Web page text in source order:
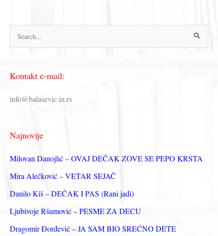
р
т
р
а
з
а
Kontakt e-mail:
info@balasevic.in.rs
Najnovije
Milovan Danojlić – OVAJ DEČAK ZOVE SE PEPO KRSTA
Mira Alečković – VETAR SEJAČ
Danilo Kiš – DEČAK I PAS (Rani jadi)
Ljubivoje Ršumović – PESME ZA DECU
Dragomir Đorđević – JA SAM BIO SREĆNO DETE